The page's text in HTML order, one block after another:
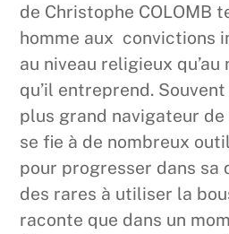
de Christophe COLOMB
homme aux convictions
au niveau religieux
qu’il entreprend.
plus grand navigateur
se fie à de nombreux
pour progresser dans sa
des rares à utiliser la
raconte que dans un